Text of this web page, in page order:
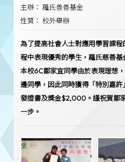
主辦： 羅氏善善基金
性質： 校外舉辦
為了提高社會人士對應用學習課
程中表現優秀的學生，羅氏慈善基
本校6C鄒家宜同學由於表現理想
邊同學，因此同時獲得「特別嘉
發證書及獎金$2,000。謹祝賀鄒
一步。